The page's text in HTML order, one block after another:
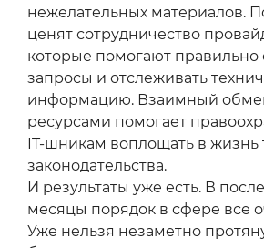
нежелательных материалов.
ценят сотрудничество
которые помогают
запросы и отслеживать
информацию. Взаимный
ресурсами помогает
IT-шникам воплощать в жизнь
законодательства.
И результаты уже есть. В
месяцы порядок в сфере все
Уже нельзя незаметно